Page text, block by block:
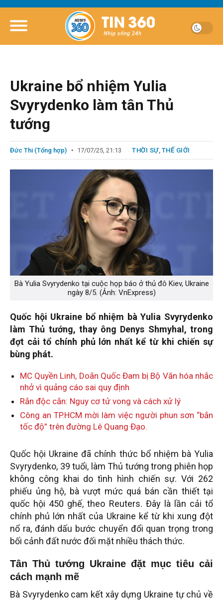
Ukraine bổ nhiệm Yulia
Svyrydenko làm tân Thủ
tướng
Đức Thi (Tổng hợp) 17/07/25, 21:13 THỜI SỰ, THẾ GIỚI
Bà Yulia Svyrydenko tại cuộc họp báo ở thủ đô Kiev, Ukraine
ngày 8/5. (Ảnh: VnExpress)
Quốc hội Ukraine bổ nhiệm bà Yulia Svyrydenko
làm Thủ tướng, thay ông Denys Shmyhal, trong
đợt cải tổ chính phủ lớn nhất kể từ khi chiến sự
bùng phát.
MC Quyền Linh, Doãn Quốc Đam bị Bộ Văn hóa nhắc
nhở vì quảng cáo sai quy định
Rắn độc cắn: Nguy cơ tử vong và cách xử lý
Công an TP.HCM mời làm việc người phun sơn “bắn
tốc độ” trên đường Lê Quang Đạo.
Quốc hội Ukraine đã chính thức bổ nhiệm bà Yulia
Svyrydenko, 39 tuổi, làm Thủ tướng trong phiên họp
không công khai do tình hình chiến sự. Với 262
phiếu ủng hộ, bà vượt mức quá bán cần thiết tại
quốc hội 450 ghế, theo Reuters. Đây là lần cải tổ
chính phủ lớn nhất của Ukraine kể từ khi xung đột
nổ ra, đánh dấu bước chuyển đổi quan trọng trong
bối cảnh đất nước đối mặt nhiều thách thức.
Tân Thủ tướng Ukraine đặt mục tiêu cải
cách mạnh mẽ
Bà Svyrydenko cam kết xây dựng Ukraine tự chủ về